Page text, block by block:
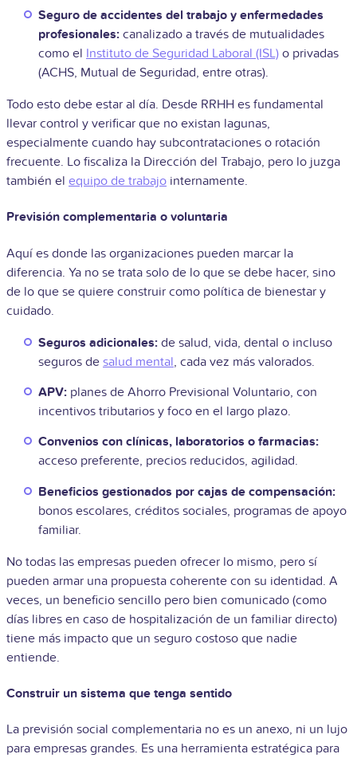
Seguro de accidentes del trabajo y enfermedades
profesionales: canalizado a través de mutualidades
como el Instituto de Seguridad Laboral (ISL) o privadas
(ACHS, Mutual de Seguridad, entre otras).
Todo esto debe estar al día. Desde RRHH es fundamental
llevar control y verificar que no existan lagunas,
especialmente cuando hay subcontrataciones o rotación
frecuente. Lo fiscaliza la Dirección del Trabajo, pero lo juzga
también el equipo de trabajo internamente.
Previsión complementaria o voluntaria
Aquí es donde las organizaciones pueden marcar la
diferencia. Ya no se trata solo de lo que se debe hacer, sino
de lo que se quiere construir como política de bienestar y
cuidado.
Seguros adicionales: de salud, vida, dental o incluso
seguros de salud mental, cada vez más valorados.
APV: planes de Ahorro Previsional Voluntario, con
incentivos tributarios y foco en el largo plazo.
Convenios con clínicas, laboratorios o farmacias:
acceso preferente, precios reducidos, agilidad.
Beneficios gestionados por cajas de compensación:
bonos escolares, créditos sociales, programas de apoyo
familiar.
No todas las empresas pueden ofrecer lo mismo, pero sí
pueden armar una propuesta coherente con su identidad. A
veces, un beneficio sencillo pero bien comunicado (como
días libres en caso de hospitalización de un familiar directo)
tiene más impacto que un seguro costoso que nadie
entiende.
Construir un sistema que tenga sentido
La previsión social complementaria no es un anexo, ni un lujo
para empresas grandes. Es una herramienta estratégica para